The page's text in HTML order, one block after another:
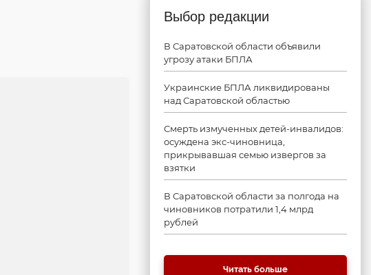
Выбор редакции
В Саратовской области объявили
угрозу атаки БПЛА
Украинские БПЛА ликвидированы
над Саратовской областью
Смерть измученных детей-инвалидов:
осуждена экс-чиновница,
прикрывавшая семью извергов за
взятки
В Саратовской области за полгода на
чиновников потратили 1,4 млрд
рублей
Читать больше